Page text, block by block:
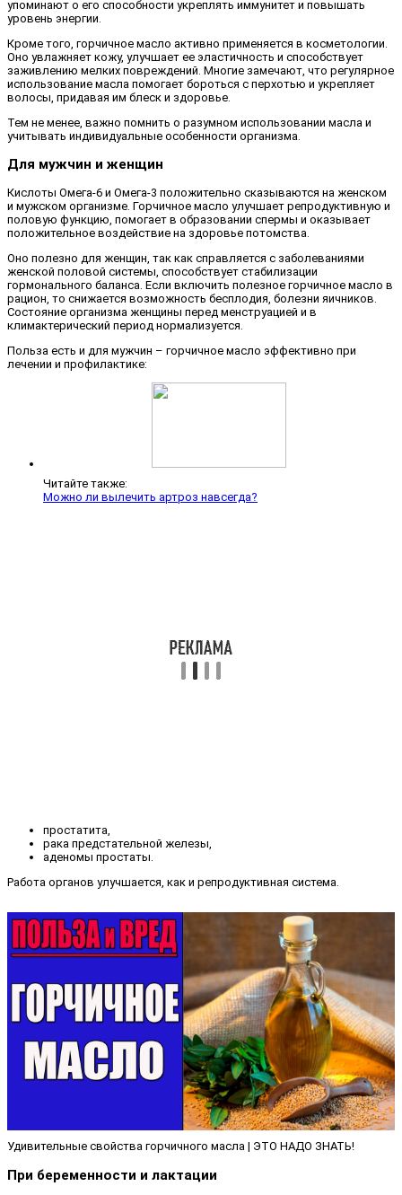
упоминают о его способности укреплять иммунитет и повышать
уровень энергии.
Кроме того, горчичное масло активно применяется в косметологии.
Оно увлажняет кожу, улучшает ее эластичность и способствует
заживлению мелких повреждений. Многие замечают, что регулярное
использование масла помогает бороться с перхотью и укрепляет
волосы, придавая им блеск и здоровье.
Тем не менее, важно помнить о разумном использовании масла и
учитывать индивидуальные особенности организма.
Для мужчин и женщин
Кислоты Омега-6 и Омега-3 положительно сказываются на женском
и мужском организме. Горчичное масло улучшает репродуктивную и
половую функцию, помогает в образовании спермы и оказывает
положительное воздействие на здоровье потомства.
Оно полезно для женщин, так как справляется с заболеваниями
женской половой системы, способствует стабилизации
гормонального баланса. Если включить полезное горчичное масло в
рацион, то снижается возможность бесплодия, болезни яичников.
Состояние организма женщины перед менструацией и в
климактерический период нормализуется.
Польза есть и для мужчин – горчичное масло эффективно при
лечении и профилактике:
Читайте также:
Можно ли вылечить артроз навсегда?
простатита,
рака предстательной железы,
аденомы простаты.
Работа органов улучшается, как и репродуктивная система.
Удивительные свойства горчичного масла | ЭТО НАДО ЗНАТЬ!
При беременности и лактации